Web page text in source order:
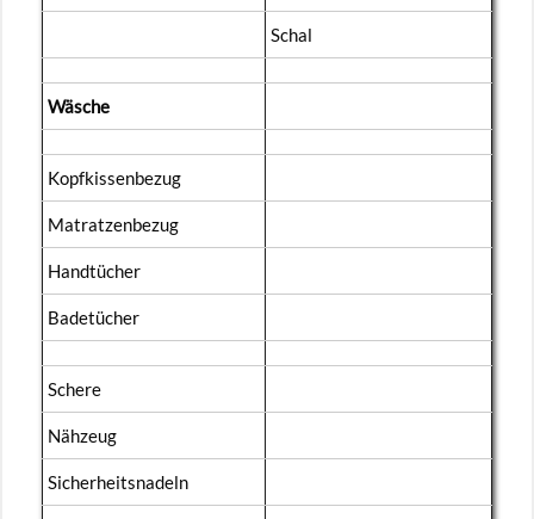
Schal
Wä­sche
Kopf­kis­sen­be­zug
Ma­trat­zen­be­zug
Hand­tü­cher
Ba­de­tü­cher
Sche­re
Näh­zeug
Si­cher­heits­na­deln